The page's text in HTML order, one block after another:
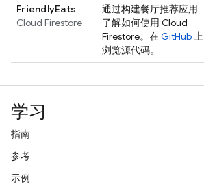
FriendlyEats
Cloud Firestore
通过构建餐厅推荐应用
了解如何使用 Cloud
Firestore。在GitHub上
浏览源代码。
学习
指南
参考
示例